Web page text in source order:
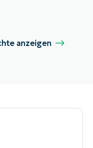
anzeigen